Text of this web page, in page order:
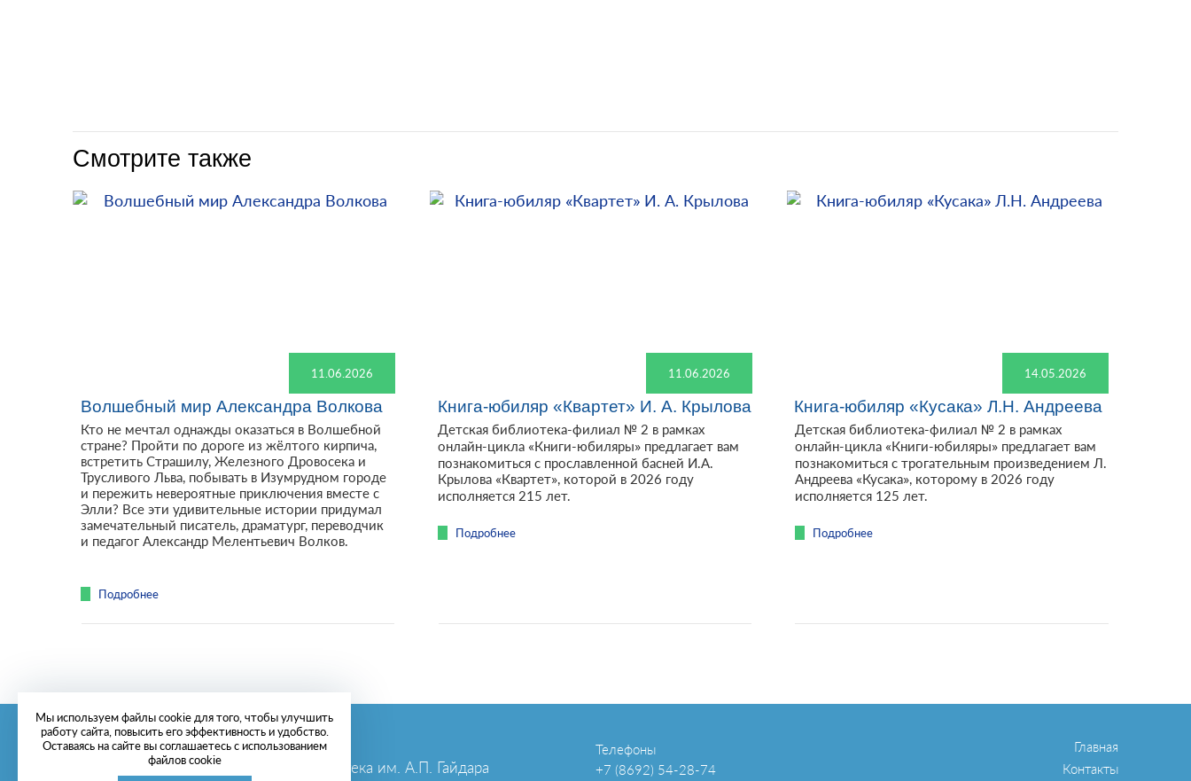
Смотрите также
11.06.2026
Волшебный мир Александра Волкова
Кто не мечтал однажды оказаться в Волшебной
стране? Пройти по дороге из жёлтого кирпича,
встретить Страшилу, Железного Дровосека и
Трусливого Льва, побывать в Изумрудном городе
и пережить невероятные приключения вместе с
Элли? Все эти удивительные истории придумал
замечательный писатель, драматург, переводчик
и педагог Александр Мелентьевич Волков.
Подробнее
11.06.2026
Книга-юбиляр «Квартет» И. А. Крылова
Детская библиотека-филиал № 2 в рамках
онлайн-цикла «Книги-юбиляры» предлагает вам
познакомиться с прославленной басней И.А.
Крылова «Квартет», которой в 2026 году
исполняется 215 лет.
Подробнее
14.05.2026
Книга-юбиляр «Кусака» Л.Н. Андреева
Детская библиотека-филиал № 2 в рамках
онлайн-цикла «Книги-юбиляры» предлагает вам
познакомиться с трогательным произведением Л.
Андреева «Кусака», которому в 2026 году
исполняется 125 лет.
Подробнее
ГБУК г. Севастополя «ЦБС для детей»
Центральная городская детская библиотека им. А.П. Гайдара
Телефоны
+7 (8692) 54-28-74
Главная
Контакты
Мы используем файлы cookie для того, чтобы улучшить
работу сайта, повысить его эффективность и удобство.
Оставаясь на сайте вы соглашаетесь с использованием
файлов cookie